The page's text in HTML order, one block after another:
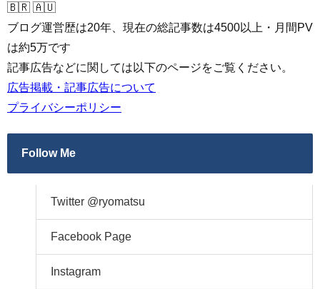
🇧🇷 🇦🇺
ブログ運営歴は20年、現在の総記事数は4500以上・月間PV
は約5万です
記事広告などに関しては以下のページをご覧ください。
広告掲載・記事広告について
プライバシーポリシー
Follow Me
Twitter @ryomatsu
Facebook Page
Instagram